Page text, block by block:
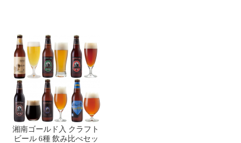
湘南ゴールド入 クラフト
ビール 6種 飲み比べセッ